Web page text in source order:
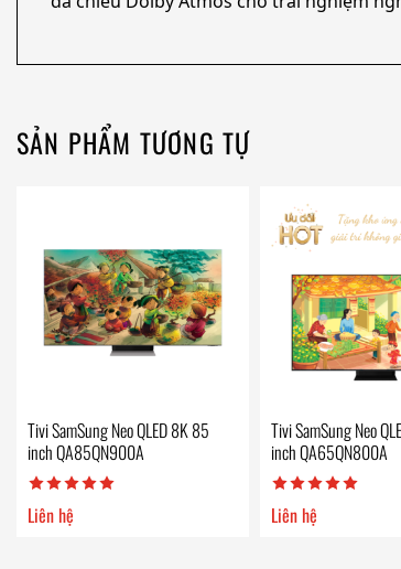
SẢN PHẨM TƯƠNG TỰ
Tivi SamSung Neo QLED 8K 85
inch QA85QN900A
Liên hệ
Tivi SamSung Neo
inch QA65QN800A
Liên hệ